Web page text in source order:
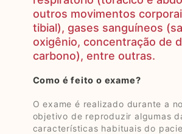
outros movimentos
tibial), gases sanguíneos
oxigênio, concentração de
carbono), entre outras.
Como é feito o exame?
O exame é realizado durante a
objetivo de reproduzir algumas
características habituais do